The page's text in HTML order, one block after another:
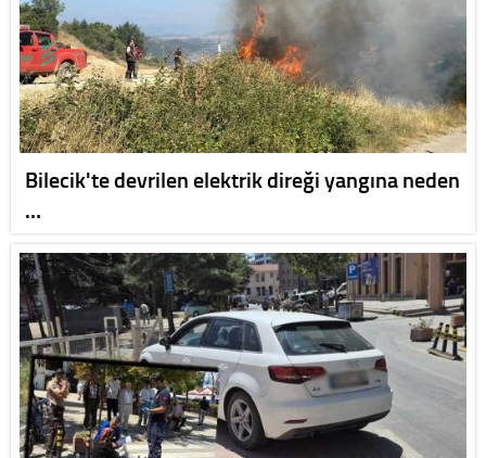
Bilecik'te devrilen elektrik direği yangına neden
…